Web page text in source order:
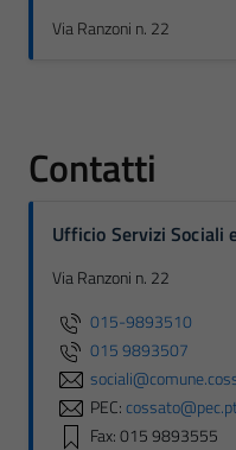
Via Ranzoni n. 22
Contatti
Ufficio Servizi Sociali
Via Ranzoni n. 22
015-9893510
015 9893507
PEC:
Fax: 015 9893555